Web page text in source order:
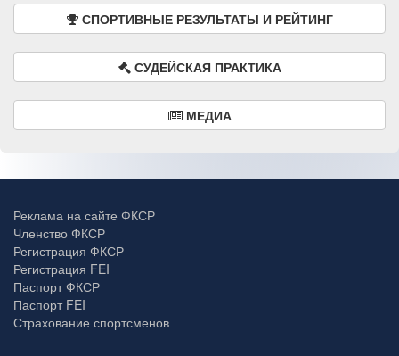
СПОРТИВНЫЕ РЕЗУЛЬТАТЫ И РЕЙТИНГ
СУДЕЙСКАЯ ПРАКТИКА
МЕДИА
Реклама на сайте ФКСР
Членство ФКСР
Регистрация ФКСР
Регистрация FEI
Паспорт ФКСР
Паспорт FEI
Страхование спортсменов